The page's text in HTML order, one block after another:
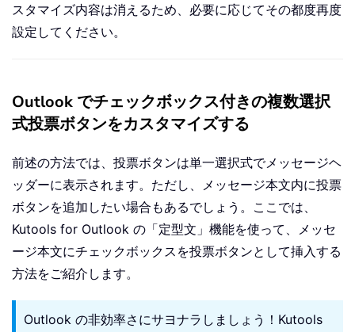
スタマイズ内容は消えるため、必要に応じてその都度再度
設定してください。
Outlook でチェックボックス付きの複数選択
式投票ボタンをカスタマイズする
前述の方法では、投票ボタンは単一選択式でメッセージヘ
ッダーに表示されます。ただし、メッセージ本文内に投票
ボタンを追加したい場合もあるでしょう。ここでは、
Kutools for Outlook の「定型文」機能を使って、メッセ
ージ本文にチェックボックスを投票ボタンとして挿入する
方法をご紹介します。
Outlook の非効率さにサヨナラしましょう！Kutools